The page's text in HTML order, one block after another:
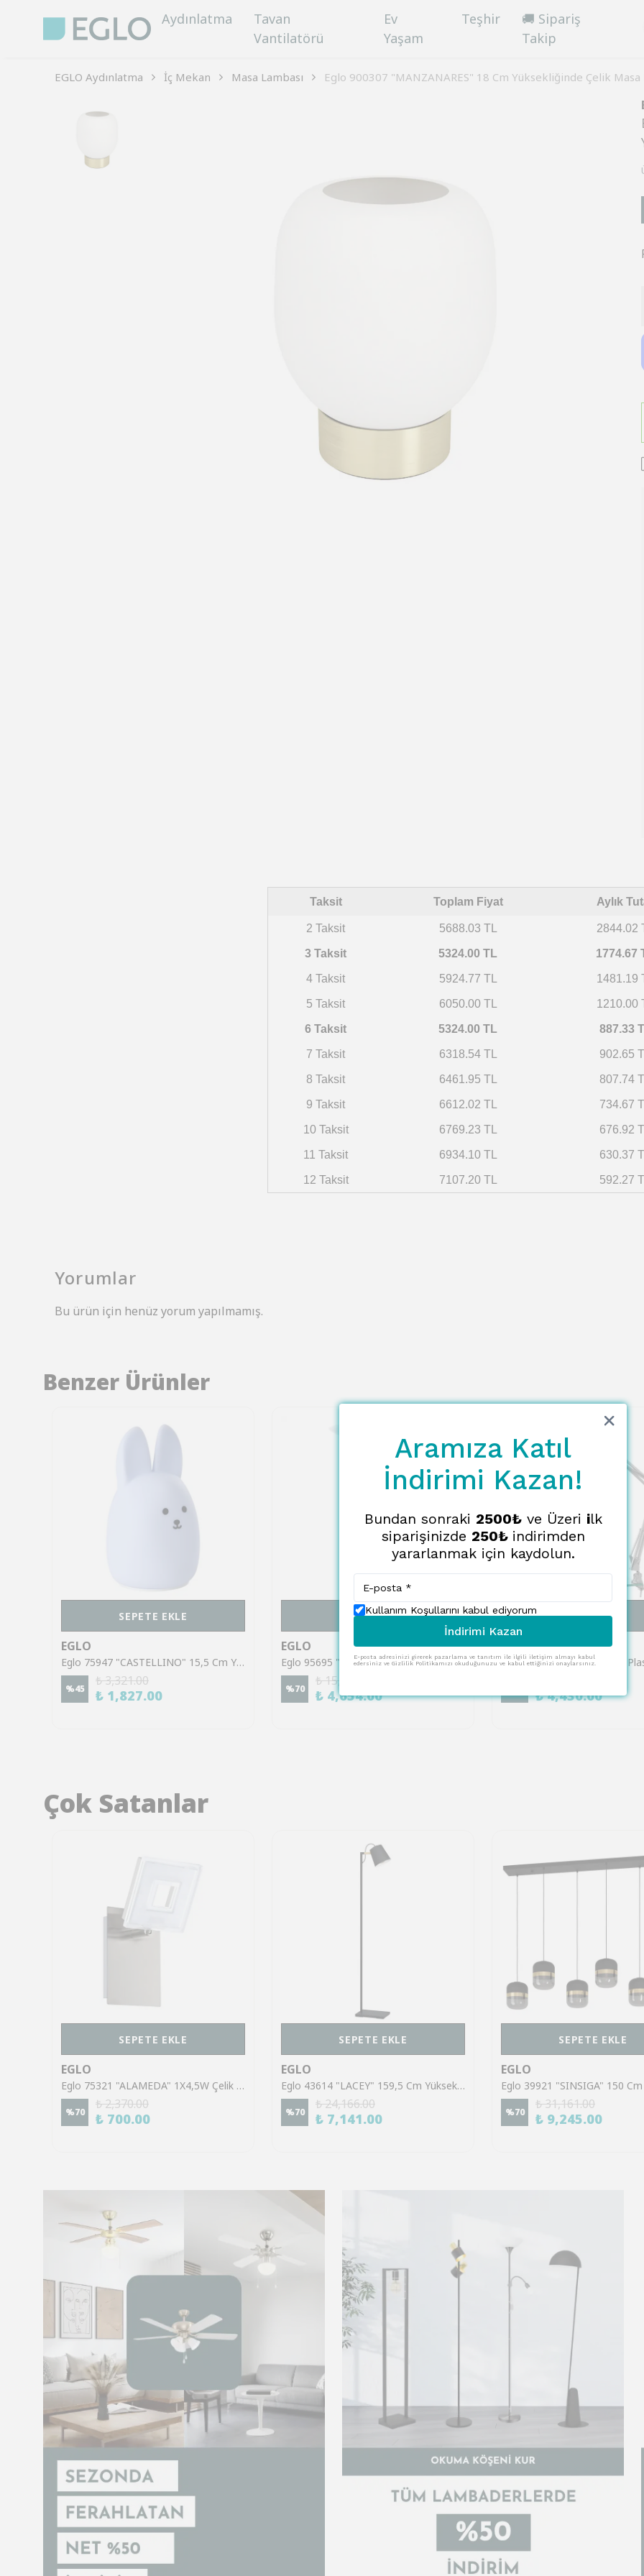
Aydınlatma
Tavan
Vantilatörü
Ev
Yaşam
Teşhir
🚚 Sipariş
Takip
EGLO Aydınlatma İç Mekan Masa Lambası Eglo 900307 "MANZANARES" 18 Cm Yüksekliğinde Çelik Masa
Taksit Toplam Fiyat Aylık
2 Taksit 5688.03 TL 2844.02
3 Taksit 5324.00 TL 1774.67
4 Taksit 5924.77 TL 1481.19
5 Taksit 6050.00 TL 1210.00
6 Taksit 5324.00 TL 887.33
7 Taksit 6318.54 TL 902.65
8 Taksit 6461.95 TL 807.74
9 Taksit 6612.02 TL 734.67
10 Taksit 6769.23 TL 676.92
11 Taksit 6934.10 TL 630.37
12 Taksit 7107.20 TL 592.27
Yorumlar
Bu ürün için henüz yorum yapılmamış.
Benzer Ürünler
SEPETE EKLE
EGLO
Eglo 75947 "CASTELLINO" 15,5 Cm Yüksekliğinde Rgb Tavşan Gece Lambası
%45
₺ 3,321.00
₺ 1,827.00
SEPETE EKLE
EGLO
Eglo 95695 "CAJERO" 50 Cm Yüksekliğinde Dokunmatik Plastik Masa Lambası
%70
₺ 15,511.00
₺ 4,654.00
SEPETE EKLE
EGLO
₺ 4,430.00
Çok Satanlar
SEPETE EKLE
EGLO
Eglo 75321 "ALAMEDA" 1X4,5W Çelik Nikel Mat Sıva Üstü Spot
%70
₺ 2,370.00
₺ 700.00
SEPETE EKLE
EGLO
Eglo 43614 "LACEY" 159,5 Cm Yüksekliğinde Çelik, Ahşap Köşe Lambası Lambader
%70
₺ 24,166.00
₺ 7,141.00
SEPETE EKLE
EGLO
%70
₺ 31,161.00
₺ 9,245.00
Aramıza Katıl
İndirimi Kazan!
Bundan sonraki 2500₺ve Üzeri ilk
siparişinizde 250₺ indirimden
yararlanmak için kaydolun.
Kullanım Koşullarını kabul ediyorum
İndirimi Kazan
E-posta adresinizi girerek pazarlama ve tanıtım ile ilgili iletişim almayı kabul
edersiniz ve Gizlilik Politikamızı okuduğunuzu ve kabul ettiğinizi onaylarsınız.